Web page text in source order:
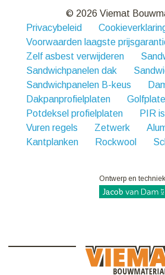
© 2026 Viemat
Privacybeleid
Voorwaarden laagste
Zelf asbest verwijderen
Sandwichpanelen dak
Sandwichpanelen B-keus
Dakpanprofielplaten
Potdeksel profielplaten
PIR
Vuren regels
Zetwerk
Kantplanken
Rockwool
Ontwerp en